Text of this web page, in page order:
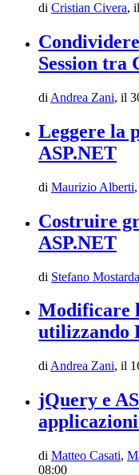
di Cristian Civera,
Session tra
di Andrea Zani, il
Leggere la
ASP.NET
di Maurizio Alberti,
Costruire
ASP.NET
di Stefano Mostarda
Modificare
utilizzando
di Andrea Zani, il
jQuery e
di Matteo Casati,
08:00